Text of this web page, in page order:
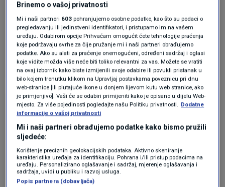
š
Da je bilo, ali, da ne plati?
Odgovor
prije 11 mjeseci
Beli
Nedavno sam bio na svadbi našeg bivšeg
reprezentativca gdje nas je bilo 50-ak. Neznam
koliko je koštala stolica ali znam koliko je
koštala svadba u prirodi. Mrvicu manje od 40
tisuća eura.
Brinemo o vašoj privatnosti
Mi i naši partneri 603 pohranjujemo osobne podatke, kao što su podaci o
pregledavanju ili jedinstveni identifikatori, i pristupamo im na vašem
uređaju. Odabirom opcije Prihvaćam omogućit ćete tehnologije praćenja
koje podržavaju svrhe za čije pružanje mi i naši partneri obrađujemo
podatke. Ako su alati za praćenje onemogućeni, određeni sadržaj i oglasi
koje vidite možda više neće biti toliko relevantni za vas. Možete se vratiti
na ovaj izbornik kako biste izmijenili svoje odabire ili povukli pristanak u
bilo kojem trenutku klikom na Upravljaj postavkama poveznicu pri dnu
web-stranice [ili plutajuće ikone u donjem lijevom kutu web stranice, ako
je primjenjivo]. Vaši će se odabiri primijeniti kako je opisano u dijelu Web-
mjesto. Za više pojedinosti pogledajte našu Politiku privatnosti. Dodatne
informacije o vašoj privatnosti
Mi i naši partneri obrađujemo podatke kako bismo pružili
sljedeće:
Korištenje preciznih geolokacijskih podataka. Aktivno skeniranje
karakteristika uređaja za identifikaciju. Pohrana i/ili pristup podacima na
uređaju. Personalizirano oglašavanje i sadržaj, mjerenje oglašavanja i
sadržaja, uvidi u publiku i razvoj usluga.
Popis partnera (dobavljača)